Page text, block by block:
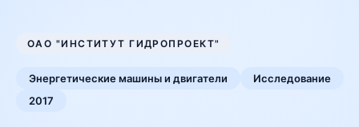
ОАО "ИНСТИТУТ ГИДРОПРОЕКТ"
Энергетические машины и двигатели
Исследование
2017